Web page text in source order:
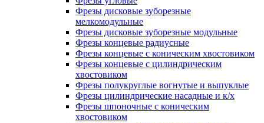
Фрезы дисковые зуборезные
мелкомодульные
Фрезы дисковые зуборезные модульные
Фрезы концевые радиусные
Фрезы концевые с коническим хвостовиком
Фрезы концевые с цилиндрическим
хвостовиком
Фрезы полукруглые вогнутые и выпуклые
Фрезы цилиндрические насадные и к/х
Фрезы шпоночные с коническим
хвостовиком